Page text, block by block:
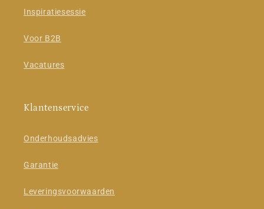
Inspiratiesessie
Voor B2B
Vacatures
Klantenservice
Onderhoudsadvies
Garantie
Leveringsvoorwaarden